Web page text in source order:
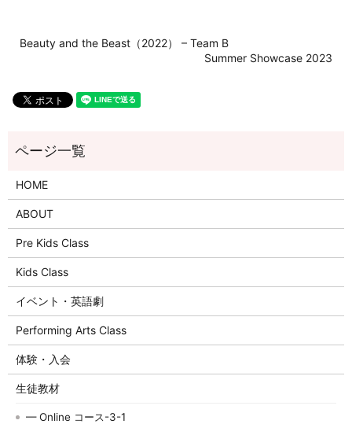
Beauty and the Beast（2022） – Team B
Summer Showcase 2023
HOME
ABOUT
Pre Kids Class
Kids Class
イベント・英語劇
Performing Arts Class
体験・入会
生徒教材
— Online コース-3-1